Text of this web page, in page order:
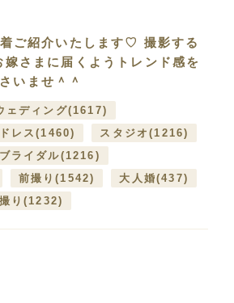
ご紹介いたします♡ 撮影する
さまに届くようトレンド感を
いませ＾＾
ェディング(1617)
レス(1460) スタジオ(1216)
ブライダル(1216)
前撮り(1542) 大人婚(437)
り(1232)